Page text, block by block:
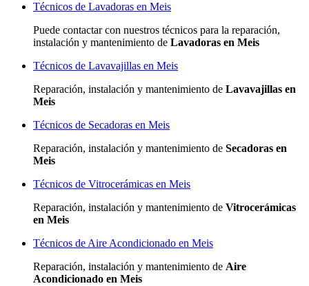
Técnicos de Lavadoras en Meis
Puede contactar con nuestros técnicos para la reparación,
instalación y mantenimiento de Lavadoras en Meis
Técnicos de Lavavajillas en Meis
Reparación, instalación y mantenimiento de Lavavajillas en
Meis
Técnicos de Secadoras en Meis
Reparación, instalación y mantenimiento de Secadoras en
Meis
Técnicos de Vitrocerámicas en Meis
Reparación, instalación y mantenimiento de Vitrocerámicas
en Meis
Técnicos de Aire Acondicionado en Meis
Reparación, instalación y mantenimiento de Aire
Acondicionado en Meis